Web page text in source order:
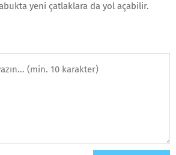
yeni çatlaklara da yol açabilir.